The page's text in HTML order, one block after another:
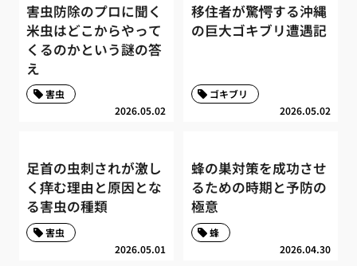
害虫防除のプロに聞く
米虫はどこからやって
くるのかという謎の答
え
2026.05.02
害虫
移住者が驚愕する沖縄
の巨大ゴキブリ遭遇記
2026.05.02
ゴキブリ
足首の虫刺されが激し
く痒む理由と原因とな
る害虫の種類
2026.05.01
害虫
蜂の巣対策を成功させ
るための時期と予防の
極意
2026.04.30
蜂